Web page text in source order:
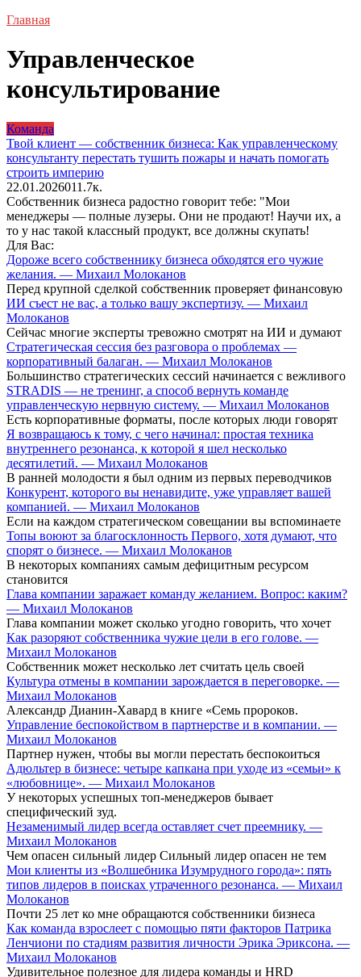
Главная
Управленческое
консультирование
Команда
Твой клиент — собственник бизнеса: Как управленческому
консультанту перестать тушить пожары и начать помогать
строить империю
22.01.2026011.7к.
Собственник бизнеса радостно говорит тебе: "Мои
менеджеры — полные лузеры. Они не продают! Научи их, а
то у нас такой классный продукт, все должны скупать!
Для Вас:
Дороже всего собственнику бизнеса обходятся его чужие
желания. — Михаил Молоканов
Перед крупной сделкой собственник проверяет финансовую
ИИ съест не вас, а только вашу экспертизу. — Михаил
Молоканов
Сейчас многие эксперты тревожно смотрят на ИИ и думают
Стратегическая сессия без разговора о проблемах —
корпоративный балаган. — Михаил Молоканов
Большинство стратегических сессий начинается с вежливого
STRADIS — не тренинг, а способ вернуть команде
управленческую нервную систему. — Михаил Молоканов
Есть корпоративные форматы, после которых люди говорят
Я возвращаюсь к тому, с чего начинал: простая техника
внутреннего резонанса, к которой я шел несколько
десятилетий. — Михаил Молоканов
В ранней молодости я был одним из первых переводчиков
Конкурент, которого вы ненавидите, уже управляет вашей
компанией. — Михаил Молоканов
Если на каждом стратегическом совещании вы вспоминаете
Топы воюют за благосклонность Первого, хотя думают, что
спорят о бизнесе. — Михаил Молоканов
В некоторых компаниях самым дефицитным ресурсом
становится
Глава компании заражает команду желанием. Вопрос: каким?
— Михаил Молоканов
Глава компании может сколько угодно говорить, что хочет
Как разоряют собственника чужие цели в его голове. —
Михаил Молоканов
Собственник может несколько лет считать цель своей
Культура отмены в компании зарождается в переговорке. —
Михаил Молоканов
Александр Дианин-Хавард в книге «Семь пророков.
Управление беспокойством в партнерстве и в компании. —
Михаил Молоканов
Партнер нужен, чтобы вы могли перестать беспокоиться
Адюльтер в бизнесе: четыре капкана при уходе из «семьи» к
«любовнице». — Михаил Молоканов
У некоторых успешных топ-менеджеров бывает
специфический зуд.
Незаменимый лидер всегда оставляет счет преемнику. —
Михаил Молоканов
Чем опасен сильный лидер Сильный лидер опасен не тем
Мои клиенты из «Волшебника Изумрудного города»: пять
типов лидеров в поисках утраченного резонанса. — Михаил
Молоканов
Почти 25 лет ко мне обращаются собственники бизнеса
Как команда взрослеет с помощью пяти факторов Патрика
Ленчиони по стадиям развития личности Эрика Эриксона. —
Михаил Молоканов
Удивительное полезное для лидера команды и HRD